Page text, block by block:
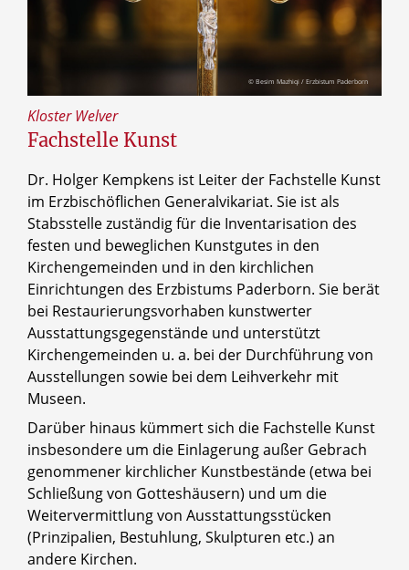
© Besim Mazhiqi / Erzbistum Paderborn
Kloster Welver
Fachstelle Kunst
Dr. Holger Kempkens ist Leiter der Fachstelle Kunst
im Erzbischöflichen Generalvikariat. Sie ist als
Stabsstelle zuständig für die Inventarisation des
festen und beweglichen Kunstgutes in den
Kirchengemeinden und in den kirchlichen
Einrichtungen des Erzbistums Paderborn. Sie berät
bei Restaurierungsvorhaben kunstwerter
Ausstattungsgegenstände und unterstützt
Kirchengemeinden u. a. bei der Durchführung von
Ausstellungen sowie bei dem Leihverkehr mit
Museen.
Darüber hinaus kümmert sich die Fachstelle Kunst
insbesondere um die Einlagerung außer Gebrach
genommener kirchlicher Kunstbestände (etwa bei
Schließung von Gotteshäusern) und um die
Weitervermittlung von Ausstattungsstücken
(Prinzipalien, Bestuhlung, Skulpturen etc.) an
andere Kirchen.